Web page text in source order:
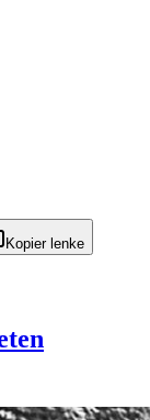
Kopier lenke